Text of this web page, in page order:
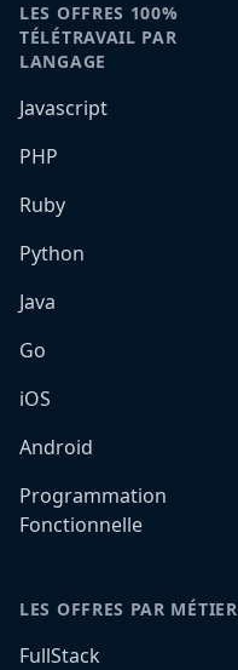
LES OFFRES 100%
TÉLÉTRAVAIL PAR
LANGAGE
Javascript
PHP
Ruby
Python
Java
Go
iOS
Android
Programmation
Fonctionnelle
LES OFFRES PAR MÉTIER
FullStack